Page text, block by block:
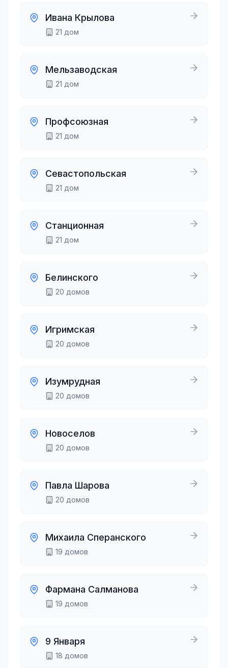
Ивана Крылова
21 дом
Мельзаводская
21 дом
Профсоюзная
21 дом
Севастопольская
21 дом
Станционная
21 дом
Белинского
20 домов
Игримская
20 домов
Изумрудная
20 домов
Новоселов
20 домов
Павла Шарова
20 домов
Михаила Сперанского
19 домов
Фармана Салманова
19 домов
9 Января
18 домов